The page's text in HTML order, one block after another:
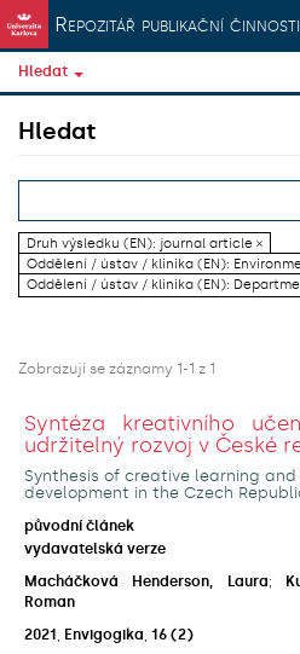
Přeskočit na obsah
Repozitář publikační činnosti
Hledat
Hledat
Druh výsledku (EN): journal article ×
Oddělení / ústav / klinika (EN):
Oddělení / ústav / klinika (EN):
Zobrazují se záznamy 1-1 z 1
Syntéza kreativního
udržitelný rozvoj v České
Synthesis of creative learning
development in the Czech
původní článek
vydavatelská verze
Macháčková Henderson, Laura;
Roman
2021
Envigogika 16 (2)